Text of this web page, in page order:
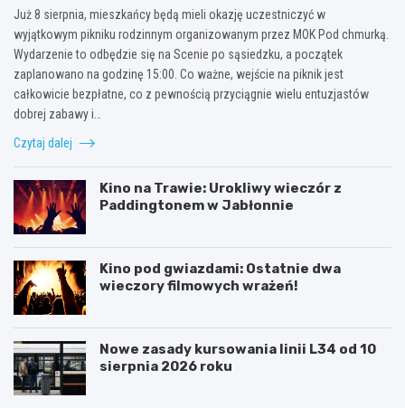
Już 8 sierpnia, mieszkańcy będą mieli okazję uczestniczyć w
wyjątkowym pikniku rodzinnym organizowanym przez MOK Pod chmurką.
Wydarzenie to odbędzie się na Scenie po sąsiedzku, a początek
zaplanowano na godzinę 15:00. Co ważne, wejście na piknik jest
całkowicie bezpłatne, co z pewnością przyciągnie wielu entuzjastów
dobrej zabawy i…
Czytaj dalej
Kino na Trawie: Urokliwy wieczór z
Paddingtonem w Jabłonnie
Kino pod gwiazdami: Ostatnie dwa
wieczory filmowych wrażeń!
Nowe zasady kursowania linii L34 od 10
sierpnia 2026 roku